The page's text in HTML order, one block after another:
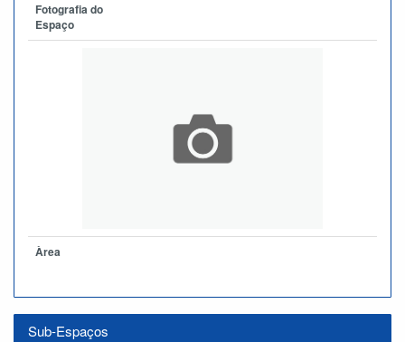
Fotografia do
Espaço
Àrea
Sub-Espaços